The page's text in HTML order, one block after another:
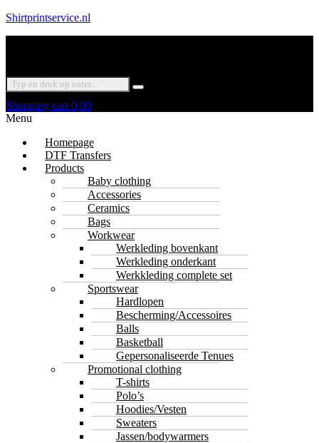
Shirtprintservice.nl
Shopping cart 0,00
Menu
Homepage
DTF Transfers
Products
Baby clothing
Accessories
Ceramics
Bags
Workwear
Werkleding bovenkant
Werkleding onderkant
Werkkleding complete set
Sportswear
Hardlopen
Bescherming/Accessoires
Balls
Basketball
Gepersonaliseerde Tenues
Promotional clothing
T-shirts
Polo’s
Hoodies/Vesten
Sweaters
Jassen/bodywarmers